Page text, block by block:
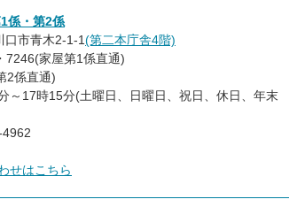
係・第2係
口市青木2-1-1(第二本庁舎4階)
7246(家屋第1係直通)
2係直通)
～17時15分(土曜日、日曜日、祝日、休日、年末
せはこちら